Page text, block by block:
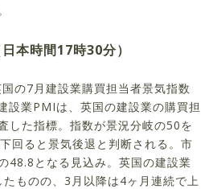
本時間17時30分）
の7月建設業購買担当者景気指数
設業PMIは、英国の建設業の購買担
した指標。指数が景況分岐の50を
回ると景気後退と判断される。市
48.8となる見込み。英国の建設業
ものの、3月以降は4ヶ月連続で上